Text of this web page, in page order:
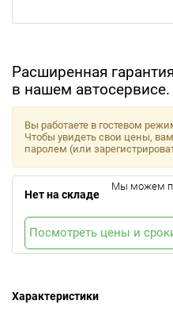
Расширенная
в нашем автосервисе.
Характеристики
Вы работаете в гостевом
Чтобы увидеть свои цены,
паролем (или
Нет на складе
Мы можем
Посмотреть цены и